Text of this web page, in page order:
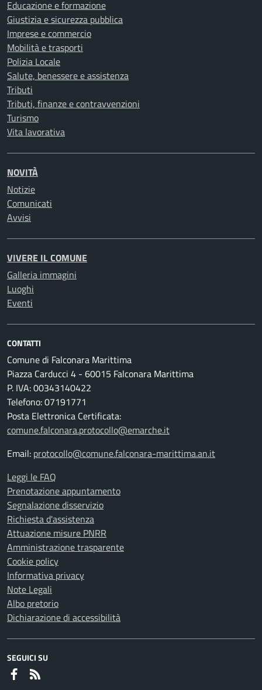
Educazione e formazione
Giustizia e sicurezza pubblica
Imprese e commercio
Mobilità e trasporti
Polizia Locale
Salute, benessere e assistenza
Tributi
Tributi, finanze e contravvenzioni
Turismo
Vita lavorativa
NOVITÀ
Notizie
Comunicati
Avvisi
VIVERE IL COMUNE
Galleria immagini
Luoghi
Eventi
CONTATTI
Comune di Falconara Marittima
Piazza Carducci 4 - 60015 Falconara Marittima
P. IVA: 00343140422
Telefono: 07191771
Posta Elettronica Certificata:
comune.falconara.protocollo@emarche.it
Email: protocollo@comune.falconara-marittima.an.it
Leggi le FAQ
Prenotazione appuntamento
Segnalazione disservizio
Richiesta d'assistenza
Attuazione misure PNRR
Amministrazione trasparente
Cookie policy
Informativa privacy
Note Legali
Albo pretorio
Dichiarazione di accessibilità
SEGUICI SU
Faceboook